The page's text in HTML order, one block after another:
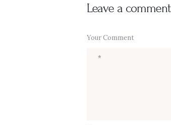
Leave a comment
Your Comment